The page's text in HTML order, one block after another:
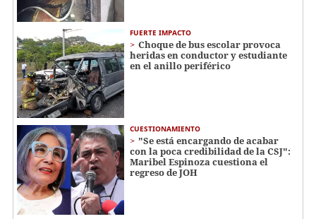
FUERTE IMPACTO
Choque de bus escolar provoca
heridas en conductor y estudiante
en el anillo periférico
CUESTIONAMIENTO
"Se está encargando de acabar
con la poca credibilidad de la CSJ":
Maribel Espinoza cuestiona el
regreso de JOH